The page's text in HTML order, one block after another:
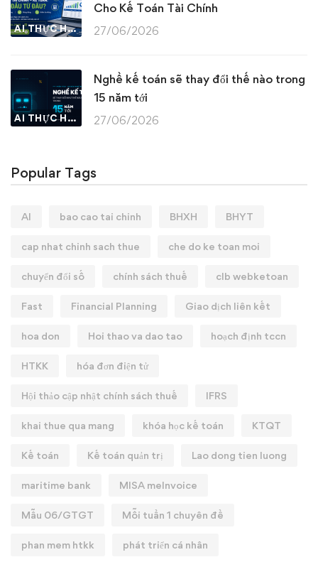
AI THỰC HÀNH
Cho Kế Toán Tài Chính
27/06/2026
AI THỰC HÀNH
Nghề kế toán sẽ thay đổi thế nào trong
15 năm tới
27/06/2026
Popular Tags
AI bao cao tai chinh BHXH BHYT
cap nhat chinh sach thue che do ke toan moi
chuyển đổi số chính sách thuế clb webketoan
Fast Financial Planning Giao dịch liên kết
hoa don Hoi thao va dao tao hoạch định tccn
HTKK hóa đơn điện tử
Hội thảo cập nhật chính sách thuế IFRS
khai thue qua mang khóa học kế toán KTQT
Kế toán Kế toán quản trị Lao dong tien luong
maritime bank MISA meInvoice
Mẫu 06/GTGT Mỗi tuần 1 chuyên đề
phan mem htkk phát triển cá nhân